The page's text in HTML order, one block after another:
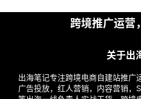
跨境推广运营
关于出
出海笔记专注跨境电商自建站推广
广告投放，红人营销，内容营销，